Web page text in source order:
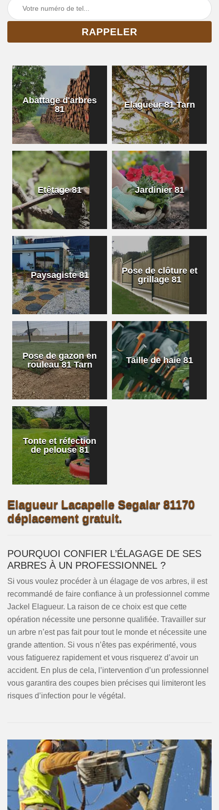
Abattage d'arbres
81
Elagueur 81 Tarn
Etêtage 81 Jardinier 81
Paysagiste 81
Pose de clôture et
grillage 81
Pose de gazon en
rouleau 81 Tarn
Taille de haie 81
Tonte et réfection
de pelouse 81
Elagueur Lacapelle Segalar 81170
déplacement gratuit.
POURQUOI CONFIER L’ÉLAGAGE DE SES
ARBRES À UN PROFESSIONNEL ?
Si vous voulez procéder à un élagage de vos arbres, il est
recommandé de faire confiance à un professionnel comme
Jackel Elagueur. La raison de ce choix est que cette
opération nécessite une personne qualifiée. Travailler sur
un arbre n’est pas fait pour tout le monde et nécessite une
grande attention. Si vous n’êtes pas expérimenté, vous
vous fatiguerez rapidement et vous risquerez d’avoir un
accident. En plus de cela, l’intervention d’un professionnel
vous garantira des coupes bien précises qui limiteront les
risques d’infection pour le végétal.